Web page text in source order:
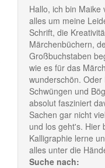
Hallo, ich bin Maike
alles um meine
Schrift, die
Märchenbüchern,
Großbuchstaben
wie es für das
wunderschön.
Schwüngen und
absolut fasziniert
Sachen gar nicht
und los geht's. Hier
Kalligraphie lerne
alles unter die
Suche nach: